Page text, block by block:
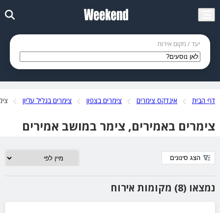
יעד / מקום אירוח
דף הבית אינדקס צימרים צימרים בצפון צימרים בגליל עליון
צימרים באמירים, צימר במושב אמירים
נמצאו (8) מקומות אירוח
הצג סינונים